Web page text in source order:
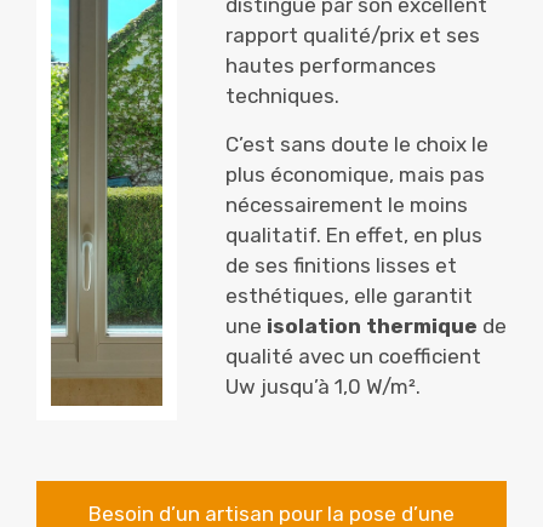
rapport qualité/prix et ses
hautes performances
techniques.
C’est sans doute le choix le
plus économique, mais pas
nécessairement le moins
qualitatif. En effet, en plus
de ses finitions lisses et
esthétiques, elle garantit
une isolation thermique de
qualité avec un coefficient
Uw jusqu’à 1,0 W/m².
Besoin d’un artisan pour la pose d’une